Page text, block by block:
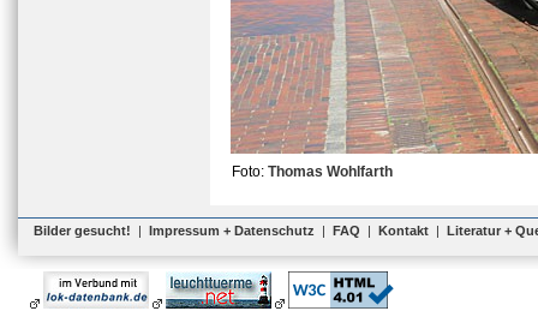
Foto: Thomas Wohlfarth
Bilder gesucht! | Impressum + Datenschutz | FAQ | Kontakt | Literatur +